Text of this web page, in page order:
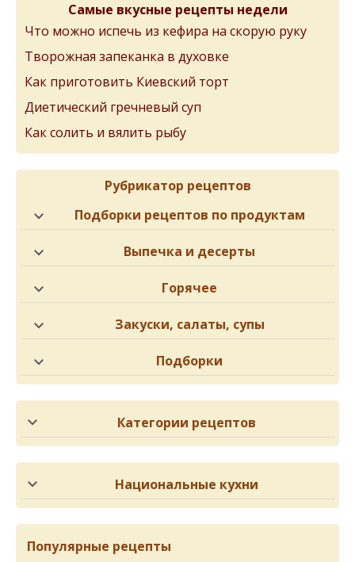
Самые вкусные рецепты недели
Что можно испечь из кефира на скорую руку
Творожная запеканка в духовке
Как приготовить Киевский торт
Диетический гречневый суп
Как солить и вялить рыбу
Рубрикатор рецептов
Подборки рецептов по продуктам
Выпечка и десерты
Горячее
Закуски, салаты, супы
Подборки
Категории рецептов
Национальные кухни
Популярные рецепты